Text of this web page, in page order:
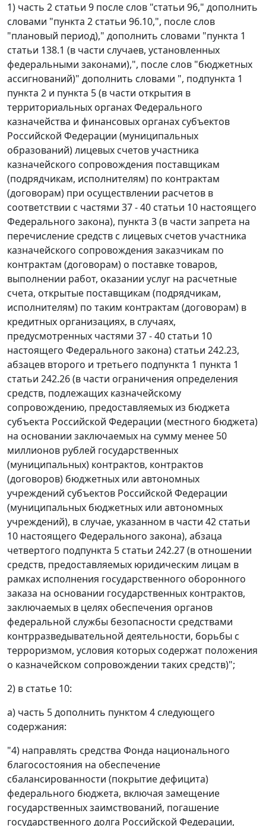
1) часть 2 статьи 9 после слов "статьи 96," дополнить
словами "пункта 2 статьи 96.10,", после слов
"плановый период)," дополнить словами "пункта 1
статьи 138.1 (в части случаев, установленных
федеральными законами),", после слов "бюджетных
ассигнований)" дополнить словами ", подпункта 1
пункта 2 и пункта 5 (в части открытия в
территориальных органах Федерального
казначейства и финансовых органах субъектов
Российской Федерации (муниципальных
образований) лицевых счетов участника
казначейского сопровождения поставщикам
(подрядчикам, исполнителям) по контрактам
(договорам) при осуществлении расчетов в
соответствии с частями 37 - 40 статьи 10 настоящего
Федерального закона), пункта 3 (в части запрета на
перечисление средств с лицевых счетов участника
казначейского сопровождения заказчикам по
контрактам (договорам) о поставке товаров,
выполнении работ, оказании услуг на расчетные
счета, открытые поставщикам (подрядчикам,
исполнителям) по таким контрактам (договорам) в
кредитных организациях, в случаях,
предусмотренных частями 37 - 40 статьи 10
настоящего Федерального закона) статьи 242.23,
абзацев второго и третьего подпункта 1 пункта 1
статьи 242.26 (в части ограничения определения
средств, подлежащих казначейскому
сопровождению, предоставляемых из бюджета
субъекта Российской Федерации (местного бюджета)
на основании заключаемых на сумму менее 50
миллионов рублей государственных
(муниципальных) контрактов, контрактов
(договоров) бюджетных или автономных
учреждений субъектов Российской Федерации
(муниципальных бюджетных или автономных
учреждений), в случае, указанном в части 42 статьи
10 настоящего Федерального закона), абзаца
четвертого подпункта 5 статьи 242.27 (в отношении
средств, предоставляемых юридическим лицам в
рамках исполнения государственного оборонного
заказа на основании государственных контрактов,
заключаемых в целях обеспечения органов
федеральной службы безопасности средствами
контрразведывательной деятельности, борьбы с
терроризмом, условия которых содержат положения
о казначейском сопровождении таких средств)";
2) в статье 10:
а) часть 5 дополнить пунктом 4 следующего
содержания:
"4) направлять средства Фонда национального
благосостояния на обеспечение
сбалансированности (покрытие дефицита)
федерального бюджета, включая замещение
государственных заимствований, погашение
государственного долга Российской Федерации,